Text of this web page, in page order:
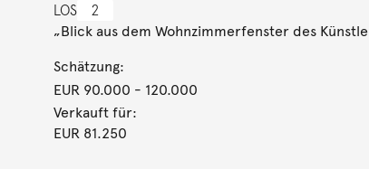
LOS 2
„Blick aus dem Wohnzimmerfenster des
Schätzung:
EUR 90.000 - 120.000
Verkauft für:
EUR 81.250